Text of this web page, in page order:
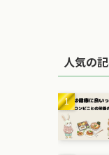
人気の